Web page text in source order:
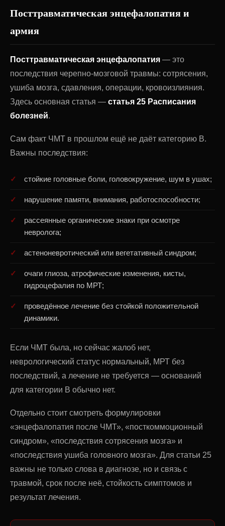
Посттравматическая энцефалопатия и
армия
Посттравматическая энцефалопатия — это
последствия черепно-мозговой травмы: сотрясения,
ушиба мозга, сдавления, операции, кровоизлияния.
Здесь основная статья — статья 25 Расписания
болезней.
Сам факт ЧМТ в прошлом ещё не даёт категорию В.
Важны последствия:
стойкие головные боли, головокружение, шум в ушах;
нарушение памяти, внимания, работоспособности;
рассеянные органические знаки при осмотре
невролога;
астеноневротический или вегетативный синдром;
очаги глиоза, атрофические изменения, кисты,
гидроцефалия по МРТ;
проведённое лечение без стойкой положительной
динамики.
Если ЧМТ была, но сейчас жалоб нет,
неврологический статус нормальный, МРТ без
последствий, а лечение не требуется — оснований
для категории В обычно нет.
Отдельно стоит смотреть формулировки
«энцефалопатия после ЧМТ», «посткоммоционный
синдром», «последствия сотрясения мозга» и
«последствия ушиба головного мозга». Для статьи 25
важны не только слова в диагнозе, но и связь с
травмой, срок после неё, стойкость симптомов и
результат лечения.